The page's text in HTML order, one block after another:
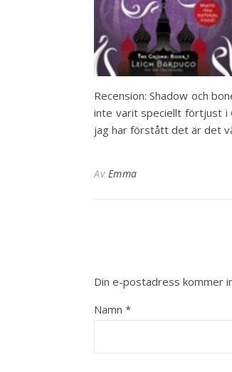
Recension: Shadow och
inte varit speciellt förtjust i
jag har förstått det är det
Av Emma
Din e-postadress kommer
Namn *